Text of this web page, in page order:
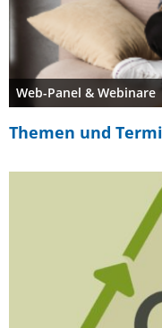
Web-Panel & Webinare
Themen und